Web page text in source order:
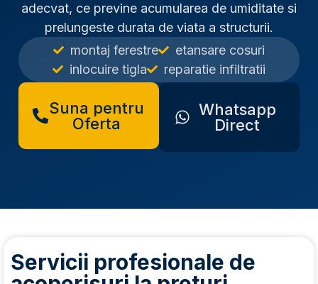
adecvat, ce previne acumularea de umiditate si
prelungeste durata de viata a structurii.
montaj ferestre
etansare cosuri
inlocuire tigla
reparatie infiltratii
Suna pentru
Oferta
Whatsapp
Direct
Servicii profesionale de